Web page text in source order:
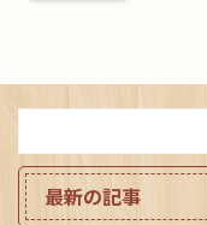
最新の記事